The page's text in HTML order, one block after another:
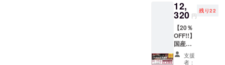
日を除
く） ※
こちら
のお食
事券に
ドリン
ク代は
含まれ
12,
320 円
残り22
【20％
OFF!!】
国産ラ
ム肉の
コース
支援
者：